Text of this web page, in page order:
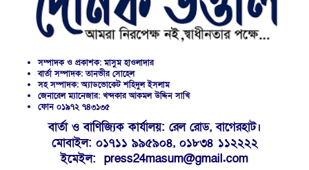
সম্পাদক ও প্রকাশক: মাসুম হাওলাদার
বার্তা সম্পাদক: তানভীর সোহেল
সহ সম্পাদক: অ্যাডভোকেট শহিদুল ইসলাম
জেনারেল ম্যানেজার: খন্দকার আকমল উদ্দিন সাখি
ফোন ০১৯৭২ ৭৪৩১৩৫
বার্তা ও বাণিজ্যিক কার্যালয়: রেল রোড, বাগেরহাট।
মোবাইল: ০১৭১১ ৯৯৫৯০৪, ০১৮৩৪ ১১২২২২
ইমেইল: press24masum@gmail.com